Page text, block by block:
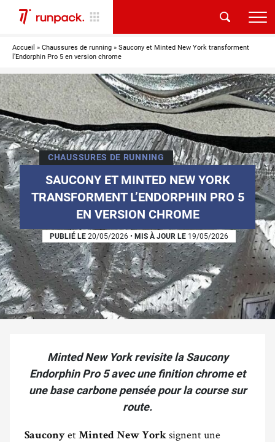
Accueil » Chaussures de running » Saucony et Minted New York transforment
l’Endorphin Pro 5 en version chrome
CHAUSSURES DE RUNNING
SAUCONY ET MINTED NEW YORK
TRANSFORMENT L’ENDORPHIN PRO 5
EN VERSION CHROME
PUBLIÉ LE 20/05/2026 • MIS À JOUR LE 19/05/2026
Minted New York revisite la Saucony
Endorphin Pro 5 avec une finition chrome et
une base carbone pensée pour la course sur
route.
Saucony et Minted New York signent une